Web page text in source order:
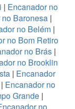
| Encanador no
Baronesa|
no Belém |
no Bom Retiro
no Brás|
no Brooklin
| Encanador
| Encanador no
Grande |
no